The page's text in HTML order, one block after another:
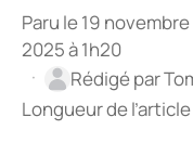
Paru le 19
2025 à 1h20
·
Rédigé par
Longueur de